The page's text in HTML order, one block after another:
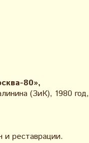
80»,
(ЗиК), 1980 год,
и реставрации.